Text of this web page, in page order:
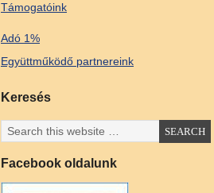
Támogatóink
Adó 1%
Együttműködő partnereink
Keresés
Facebook oldalunk